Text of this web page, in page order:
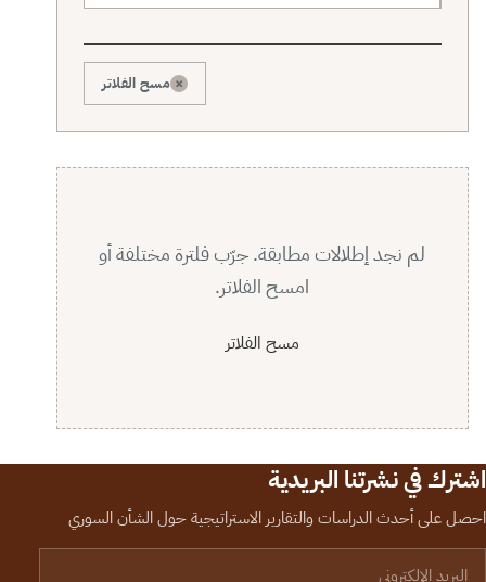
× مسح الفلاتر
لم نجد إطلالات مطابقة. جرّب فلترة مختلفة أو
امسح الفلاتر.
مسح الفلاتر
اشترك في نشرتنا البريدية
احصل على أحدث الدراسات والتقارير الاستراتيجية حول الشأن السوري